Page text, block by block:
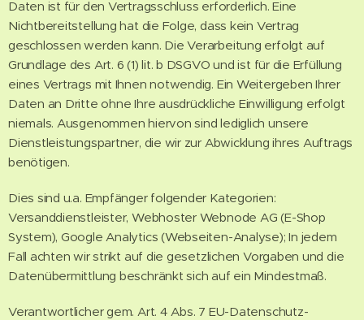
Daten ist für den Vertragsschluss erforderlich. Eine
Nichtbereitstellung hat die Folge, dass kein Vertrag
geschlossen werden kann. Die Verarbeitung erfolgt auf
Grundlage des Art. 6 (1) lit. b DSGVO und ist für die Erfüllung
eines Vertrags mit Ihnen notwendig. Ein Weitergeben Ihrer
Daten an Dritte ohne Ihre ausdrückliche Einwilligung erfolgt
niemals. Ausgenommen hiervon sind lediglich unsere
Dienstleistungspartner, die wir zur Abwicklung ihres Auftrags
benötigen.
Dies sind u.a. Empfänger folgender Kategorien:
Versanddienstleister, Webhoster Webnode AG (E-Shop
System), Google Analytics (Webseiten-Analyse); In jedem
Fall achten wir strikt auf die gesetzlichen Vorgaben und die
Datenübermittlung beschränkt sich auf ein Mindestmaß.
Verantwortlicher gem. Art. 4 Abs. 7 EU-Datenschutz-